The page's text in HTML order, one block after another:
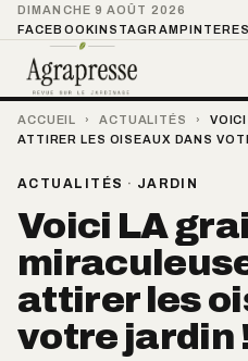
DIMANCHE 9 AOÛT 2026
FACEBOOKINSTAGRAM
ACCUEIL › ACTUALITÉS ›
ATTIRER LES OISEAUX DANS
ACTUALITÉS · JARDIN
Voici LA
attirer les
votre jardin